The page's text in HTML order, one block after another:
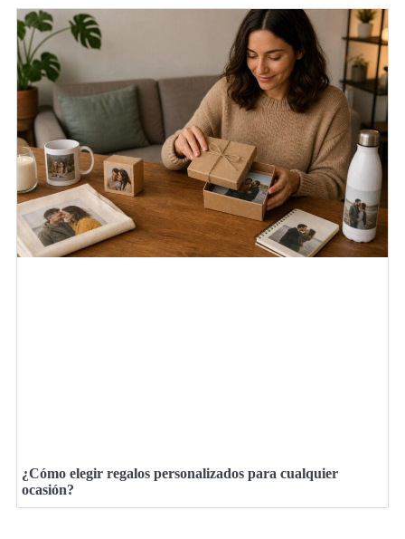
¿Cómo elegir regalos personalizados para cualquier
ocasión?